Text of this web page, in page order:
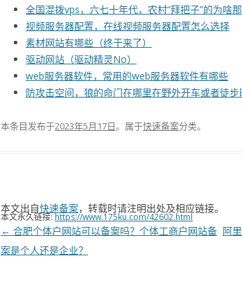
全国混拨vps，六七十年代，农村“拜把子”的为啥
视频服务器配置，在线视频服务器配置怎么选择
素材网站有哪些（终于来了）
驱动网站（驱动精灵No）
web服务器软件，常用的web服务器软件有哪些
防攻击空间，狼的命门在哪里在野外开车或者徒
本条目发布于2023年5月17日。属于快速备案分类。
本文出自快速备案，转载时请注明出处及相应链接。
本文永久链接:https://www.175ku.com/42602.html
文
章
← 合肥个体户网站可以备案吗？个体工商户网站备
案是个人还是企业？
阿